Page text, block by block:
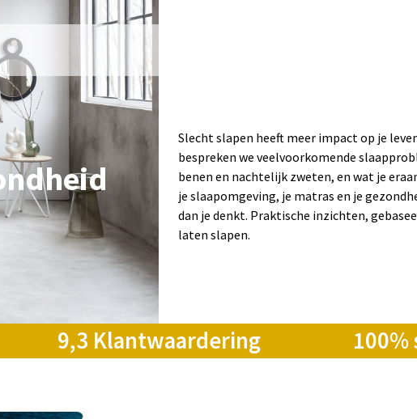
Slecht slapen heeft meer impact op je
bespreken we veelvoorkomende
benen en nachtelijk zweten, en wat je
je slaapomgeving, je matras en je
dan je denkt. Praktische inzichten,
laten slapen.
9,3 Klantwaardering